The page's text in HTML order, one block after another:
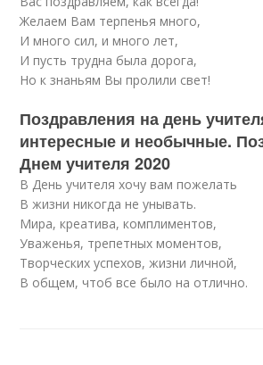
Желаем Вам терпенья много,
И много сил, и много лет,
И пусть трудна была дорога,
Но к знаньям Вы пролили свет!
Поздравления на день
интересные и необычные.
Днем учителя 2020
В День учителя хочу вам пожелать
В жизни никогда не унывать.
Мира, креатива, комплиментов,
Уваженья, трепетных моментов,
Творческих успехов, жизни личной,
В общем, чтоб все было на отлично.